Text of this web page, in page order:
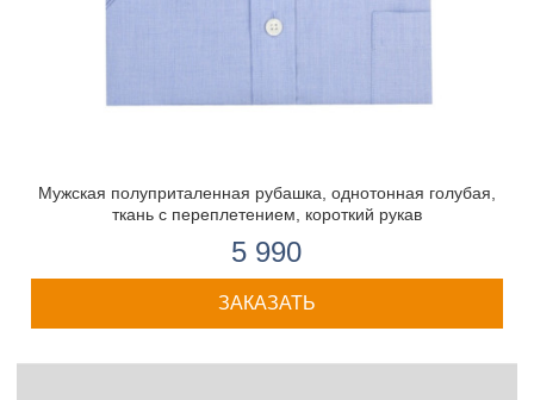
Мужская полуприталенная рубашка, однотонная голубая,
ткань с переплетением, короткий рукав
5 990
ЗАКАЗАТЬ